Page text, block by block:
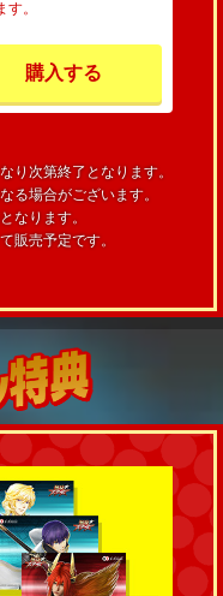
す。
購入する
り次第終了となります。
る場合がございます。
なります。
販売予定です。